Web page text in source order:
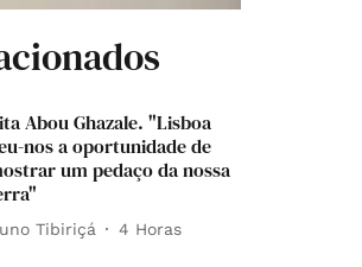
Abou Ghazale. "Lisboa
nos a oportunidade de
um pedaço da nossa
Tibiriçá 4 Horas